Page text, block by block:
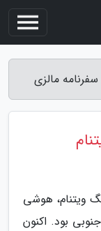
مالزی
ویتنام، هوشی
بود. اکنون